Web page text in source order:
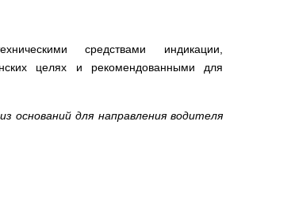
средствами индикации,
целях и рекомендованными для
оснований для направления водителя